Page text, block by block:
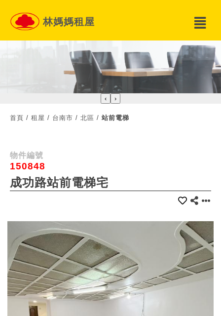
林媽媽租屋
‹ ›
首頁 / 租屋 / 台南市 / 北區 / 站前電梯
物件編號
150848
成功路站前電梯宅